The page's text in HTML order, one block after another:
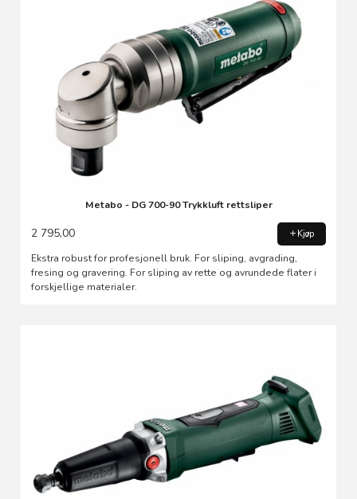
Metabo - DG 700-90 Trykkluft rettsliper
2 795,00 Kjøp
Ekstra robust for profesjonell bruk. For sliping, avgrading,
fresing og gravering. For sliping av rette og avrundede flater i
forskjellige materialer.